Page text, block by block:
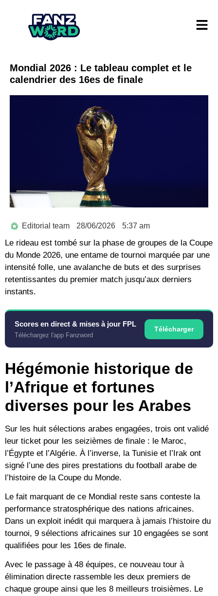
Mondial 2026 : Le tableau complet et le
calendrier des 16es de finale
Editorial team 28/06/2026 5:37 am
Le rideau est tombé sur la phase de groupes de la Coupe
du Monde 2026, une entame de tournoi marquée par une
intensité folle, une avalanche de buts et des surprises
retentissantes du premier match jusqu’aux derniers
instants.
Scores en direct & mises à jour FPL
Téléchargez l'app Fanzword
Télécharger
Hégémonie historique de
l’Afrique et fortunes
diverses pour les Arabes
Sur les huit sélections arabes engagées, trois ont validé
leur ticket pour les seizièmes de finale : le Maroc,
l’Égypte et l’Algérie. À l’inverse, la Tunisie et l’Irak ont
signé l’une des pires prestations du football arabe de
l’histoire de la Coupe du Monde.
Le fait marquant de ce Mondial reste sans conteste la
performance stratosphérique des nations africaines.
Dans un exploit inédit qui marquera à jamais l’histoire du
tournoi, 9 sélections africaines sur 10 engagées se sont
qualifiées pour les 16es de finale.
Avec le passage à 48 équipes, ce nouveau tour à
élimination directe rassemble les deux premiers de
chaque groupe ainsi que les 8 meilleurs troisièmes. Le